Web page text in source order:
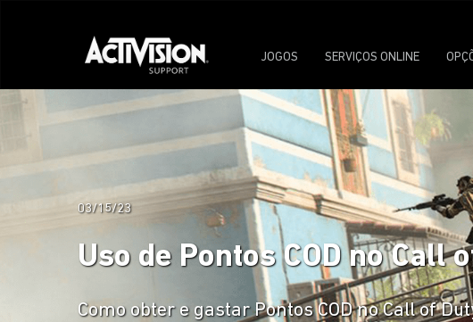
JOGOS SERVIÇOS ONLINE
03/15/23
Uso de Pontos COD no Call
Como obter e gastar Pontos COD no Call of